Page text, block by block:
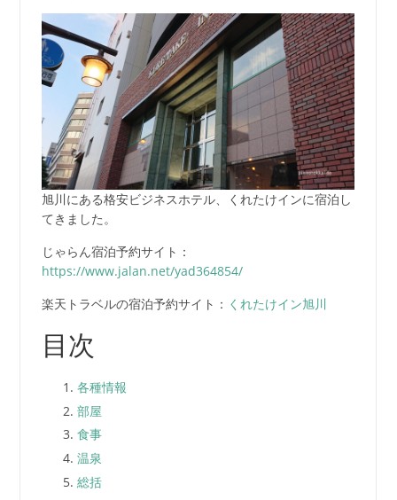
旭川にある格安ビジネスホテル、くれたけインに宿泊し
てきました。
じゃらん宿泊予約サイト：
https://www.jalan.net/yad364854/
楽天トラベルの宿泊予約サイト： くれたけイン旭川
目次
各種情報
部屋
食事
温泉
総括